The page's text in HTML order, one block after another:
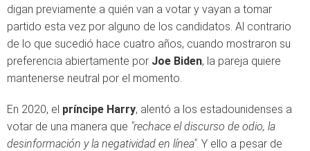
digan previamente a quién van a votar y vayan a tomar
partido esta vez por alguno de los candidatos. Al contrario
de lo que sucedió hace cuatro años, cuando mostraron su
preferencia abiertamente por Joe Biden, la pareja quiere
mantenerse neutral por el momento.
En 2020, el príncipe Harry, alentó a los estadounidenses a
votar de una manera que "rechace el discurso de odio, la
desinformación y la negatividad en línea". Y ello a pesar de